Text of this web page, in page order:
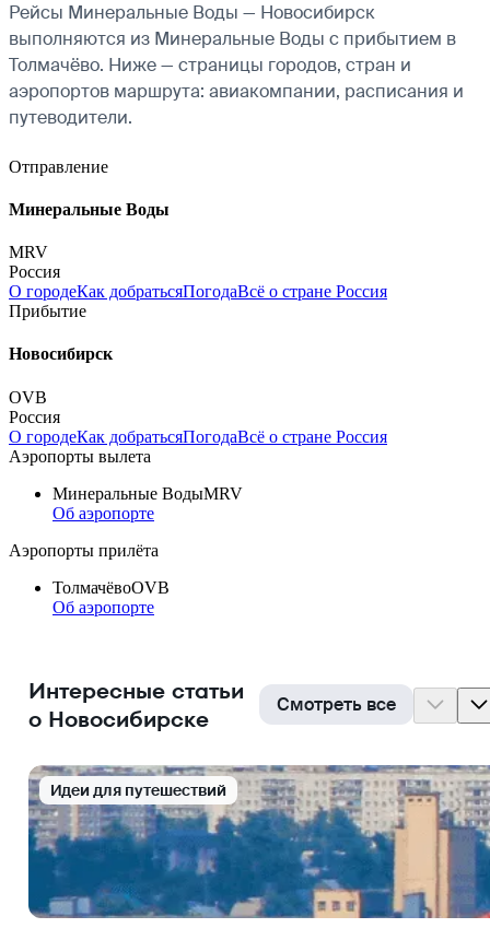
Рейсы Минеральные Воды — Новосибирск
выполняются из Минеральные Воды с прибытием в
Толмачёво. Ниже — страницы городов, стран и
аэропортов маршрута: авиакомпании, расписания и
путеводители.
Отправление
Минеральные Воды
MRV
Россия
О городеКак добратьсяПогодаВсё о стране Россия
Прибытие
Новосибирск
OVB
Россия
О городеКак добратьсяПогодаВсё о стране Россия
Аэропорты вылета
Минеральные ВодыMRV
Об аэропорте
Аэропорты прилёта
ТолмачёвоOVB
Об аэропорте
Интересные статьи
о Новосибирске
Смотреть все
Идеи для путешествий